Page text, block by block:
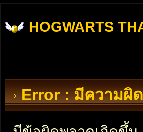
HOGWARTS
Error : มีความผิด